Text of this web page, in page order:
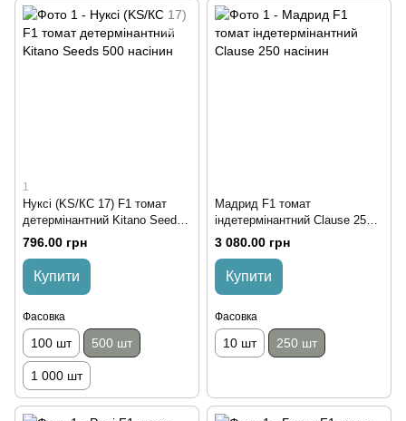
1
Нуксі (KS/КС 17) F1 томат
детермінантний Kitano Seeds
500 насінин
796.00 грн
Купити
Фасовка
100 шт 500 шт
1 000 шт
Мадрид F1 томат
індетермінантний Clause 250
насінин
3 080.00 грн
Купити
Фасовка
10 шт 250 шт